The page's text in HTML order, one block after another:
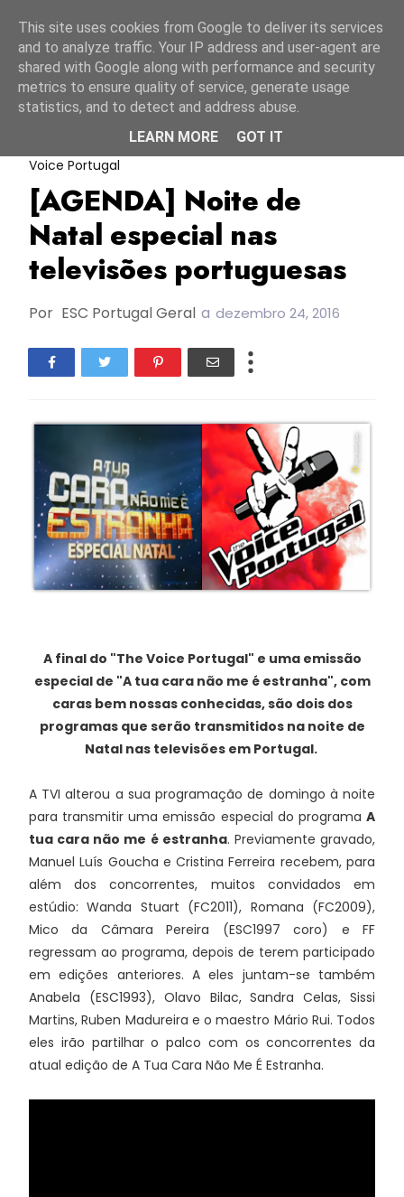
A Tua Cara Não Me É Estranha
Voice Portugal
[AGENDA] Noite de
Natal especial nas
televisões portuguesas
Por ESC Portugal Geral a dezembro 24, 2016
A final do "The Voice Portugal" e uma emissão
especial de "A tua cara não me é estranha", com
caras bem nossas conhecidas, são dois dos
programas que serão transmitidos na noite de
Natal nas televisões em Portugal.
A TVI alterou a sua programação de domingo à noite
para transmitir uma emissão especial do programa A
tua cara não me é estranha. Previamente gravado,
Manuel Luís Goucha e Cristina Ferreira recebem, para
além dos concorrentes, muitos convidados em
estúdio: Wanda Stuart (FC2011), Romana (FC2009),
Mico da Câmara Pereira (ESC1997 coro) e FF
regressam ao programa, depois de terem participado
em edições anteriores. A eles juntam-se também
Anabela (ESC1993), Olavo Bilac, Sandra Celas, Sissi
Martins, Ruben Madureira e o maestro Mário Rui. Todos
eles irão partilhar o palco com os concorrentes da
atual edição de A Tua Cara Não Me É Estranha.
This site uses cookies from Google to deliver its services
and to analyze traffic. Your IP address and user-agent are
shared with Google along with performance and security
metrics to ensure quality of service, generate usage
statistics, and to detect and address abuse.
LEARN MORE
GOT IT